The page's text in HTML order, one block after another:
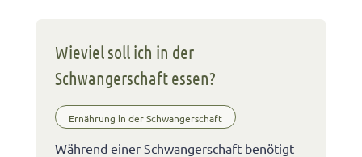
Wieviel soll ich in der
Schwangerschaft essen?
Ernährung in der Schwangerschaft
Während einer Schwangerschaft benötigt